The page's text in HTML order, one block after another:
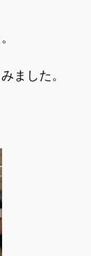
ました。